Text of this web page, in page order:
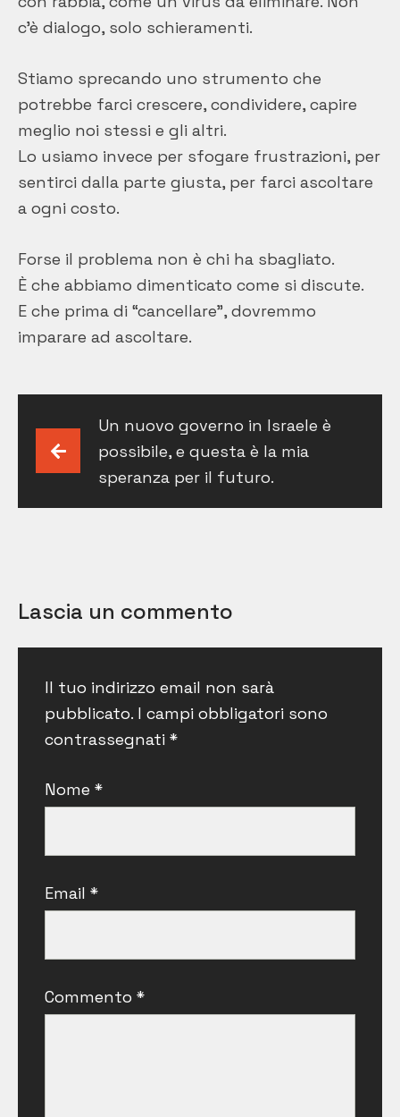
c’è dialogo, solo schieramenti.
Stiamo sprecando uno strumento che
potrebbe farci crescere, condividere, capire
meglio noi stessi e gli altri.
Lo usiamo invece per sfogare frustrazioni, per
sentirci dalla parte giusta, per farci ascoltare
a ogni costo.
Forse il problema non è chi ha sbagliato.
È che abbiamo dimenticato come si discute.
E che prima di “cancellare”, dovremmo
imparare ad ascoltare.
Navigazione
articoli
Un nuovo governo in Israele è
possibile, e questa è la mia
speranza per il futuro.
Lascia un commento
Il tuo indirizzo email non sarà
pubblicato. I campi obbligatori sono
contrassegnati *
Nome *
Email *
Commento *